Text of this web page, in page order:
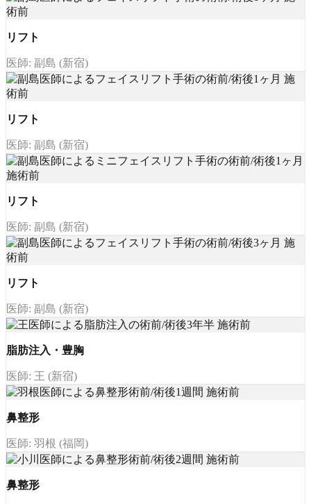
リフト
医師: 副島 (新宿)
リフト
医師: 副島 (新宿)
リフト
医師: 副島 (新宿)
リフト
医師: 副島 (新宿)
脂肪注入・豊胸
医師: 王 (新宿)
鼻整形
医師: 羽根 (福岡)
鼻整形